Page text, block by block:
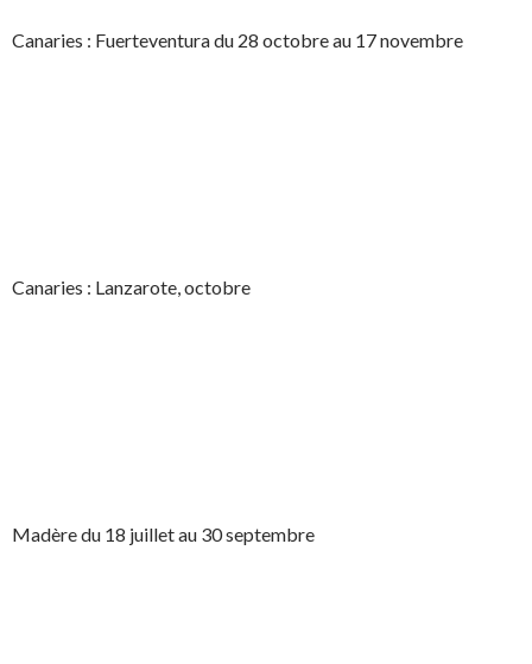
Canaries : Fuerteventura du 28 octobre au 17 novembre
Canaries : Lanzarote, octobre
Madère du 18 juillet au 30 septembre